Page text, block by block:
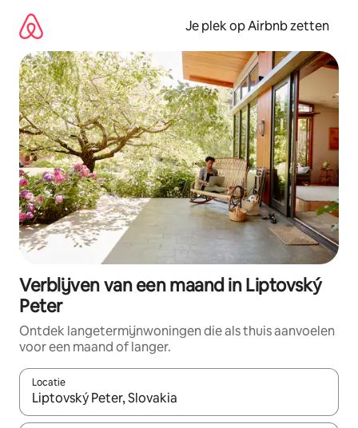
direct
naar
inhoud
Je plek op Airbnb zetten
Verblijven van een maand in Liptovský
Peter
Ontdek langetermijnwoningen die als thuis aanvoelen
voor een maand of langer.
Locatie
Wanneer er resultaten beschikbaar zijn, maak je een keuze